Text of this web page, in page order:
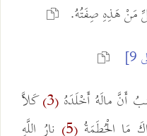
مَنْ هَذِهِ صِفَتُهُ.
أَنَّ مالَهُ أَخْلَدَهُ(3) كَلاَّ
مَا الْحُطَمَةُ (5)
نارُ اللَّهِ